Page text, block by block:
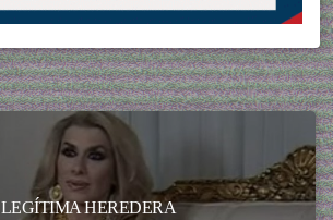
LEGÍTIMA HEREDERA